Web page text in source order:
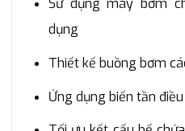
Sử dụng máy bơm
dụng
Thiết kế buồng bơm
Ứng dụng biến tần